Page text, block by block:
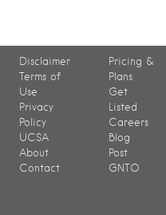
Disclaimer
Terms of
Use
Privacy
Policy
UCSA
About
Contact
Pricing &
Plans
Get
Listed
Careers
Blog
Post
GNTO